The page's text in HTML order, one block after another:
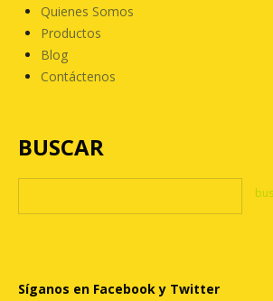
Quienes Somos
Productos
Blog
Contáctenos
BUSCAR
Síganos en Facebook y Twitter